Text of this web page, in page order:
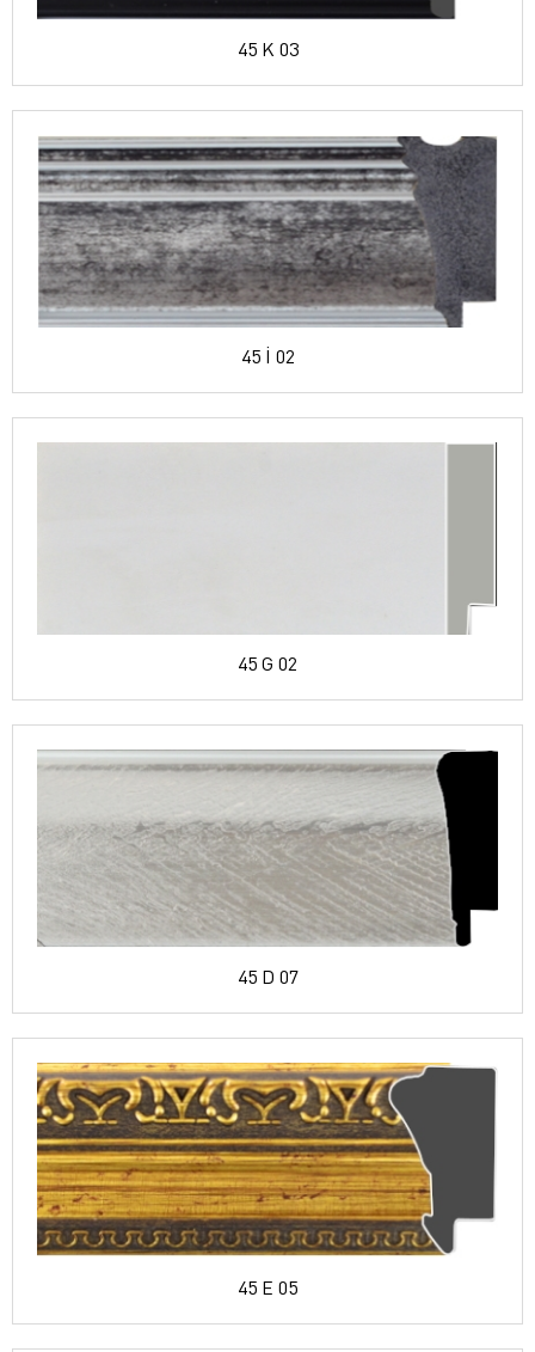
45 K 03
45 İ 02
45 G 02
45 D 07
45 E 05